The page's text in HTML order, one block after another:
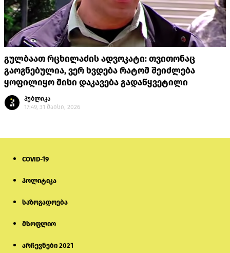
გულბაათ რცხილაძის ადვოკატი: თვითონაც
გაოგნებულია, ვერ ხვდება რატომ შეიძლება
ყოფილიყო მისი დაკავება გადაწყვეტილი
პუბლიკა
17:49, 31 მაისი, 2026
COVID-19
პოლიტიკა
საზოგადოება
მსოფლიო
არჩევნები 2021